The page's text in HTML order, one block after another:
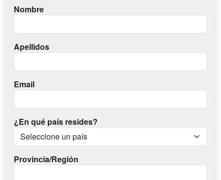
Nombre
Apellidos
Email
¿En qué país resides?
Provincia/Región